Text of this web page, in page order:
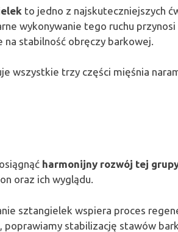
to jedno z najskuteczniejszych
wykonywanie tego ruchu
na stabilność obręczy barkowej.
wszystkie trzy części mięśnia
harmonijny rozwój tej
oraz ich wyglądu.
sztangielek wspiera proces
poprawiamy stabilizację stawów